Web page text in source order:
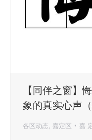
【同伴之窗
象的真实心声
各区动态 嘉定区 嘉